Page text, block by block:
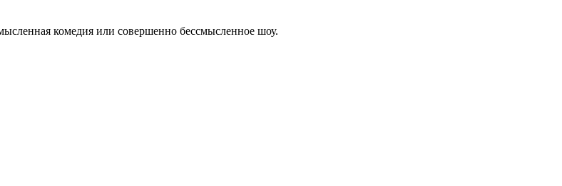
комедия или совершенно бессмысленное шоу.